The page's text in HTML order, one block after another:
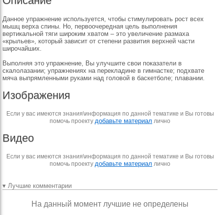
Данное упражнение используется, чтобы стимулировать рост всех
мышц верха спины. Но, первоочередная цель выполнения
вертикальной тяги широким хватом – это увеличение размаха
«крыльев», который зависит от степени развития верхней части
широчайших.
Выполняя это упражнение, Вы улучшите свои показатели в
скалолазании; упражнениях на перекладине в гимнастке; подхвате
мяча выпрямленными руками над головой в баскетболе; плавании.
Изображения
Если у вас имеются знания\информация по данной тематике и Вы готовы
помочь проекту добавьте материал лично
Видео
Если у вас имеются знания\информация по данной тематике и Вы готовы
помочь проекту добавьте материал лично
▾ Лучшие комментарии
На данный момент лучшие не определены